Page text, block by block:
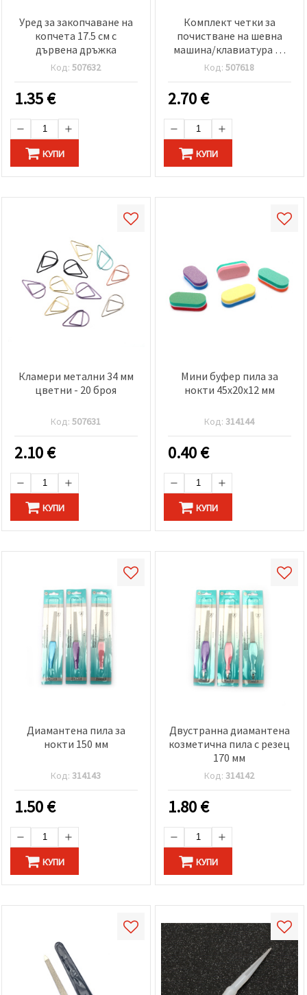
Уред за закопчаване на
копчета 17.5 см с
дървена дръжка
Код:507632
1.35€
КУПИ
Комплект четки за
почистване на шевна
машина/клавиатура 14
см,17 см и 17.5 см
Код:507618
2.70€
КУПИ
Кламери метални 34 мм
цветни - 20 броя
Код:507631
2.10€
КУПИ
Мини буфер пила за
нокти 45x20x12 мм
Код:314144
0.40€
КУПИ
Диамантена пила за
нокти 150 мм
Код:314143
1.50€
КУПИ
Двустранна диамантена
козметична пила с резец
170 мм
Код:314142
1.80€
КУПИ